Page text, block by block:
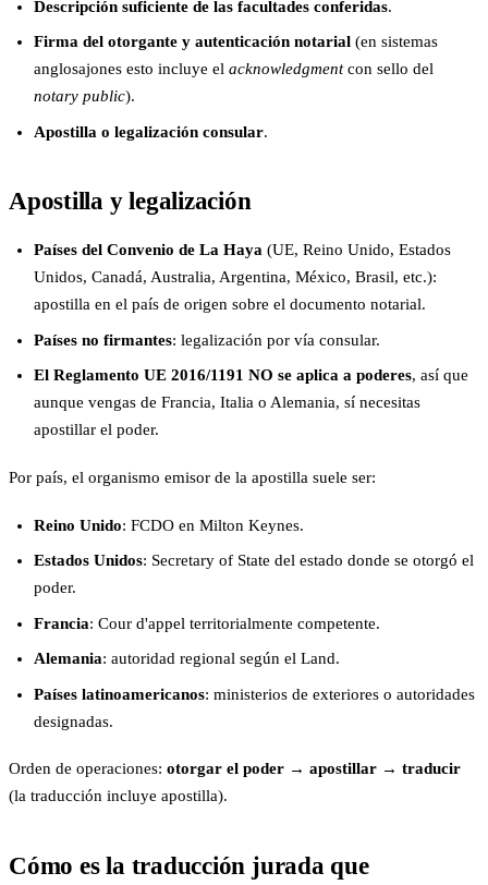
Descripción suficiente de las facultades conferidas.
Firma del otorgante y autenticación notarial(en sistemas
anglosajones esto incluye el acknowledgmentcon sello del
notary public).
Apostilla o legalización consular.
Apostilla y legalización
Países del Convenio de La Haya (UE, Reino Unido, Estados
Unidos, Canadá, Australia, Argentina, México, Brasil, etc.):
apostilla en el país de origen sobre el documento notarial.
Países no firmantes: legalización por vía consular.
El Reglamento UE 2016/1191 NO se aplica a poderes, así que
aunque vengas de Francia, Italia o Alemania, sí necesitas
apostillar el poder.
Por país, el organismo emisor de la apostilla suele ser:
Reino Unido: FCDO en Milton Keynes.
Estados Unidos: Secretary of State del estado donde se otorgó el
poder.
Francia: Cour d'appel territorialmente competente.
Alemania: autoridad regional según el Land.
Países latinoamericanos: ministerios de exteriores o autoridades
designadas.
Orden de operaciones: otorgar el poder → apostillar → traducir
(la traducción incluye apostilla).
Cómo es la traducción jurada que